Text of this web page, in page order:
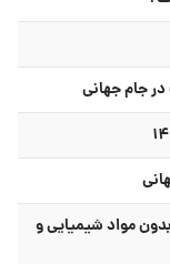
تمیز کنید؛ بدون مواد شیمیایی و